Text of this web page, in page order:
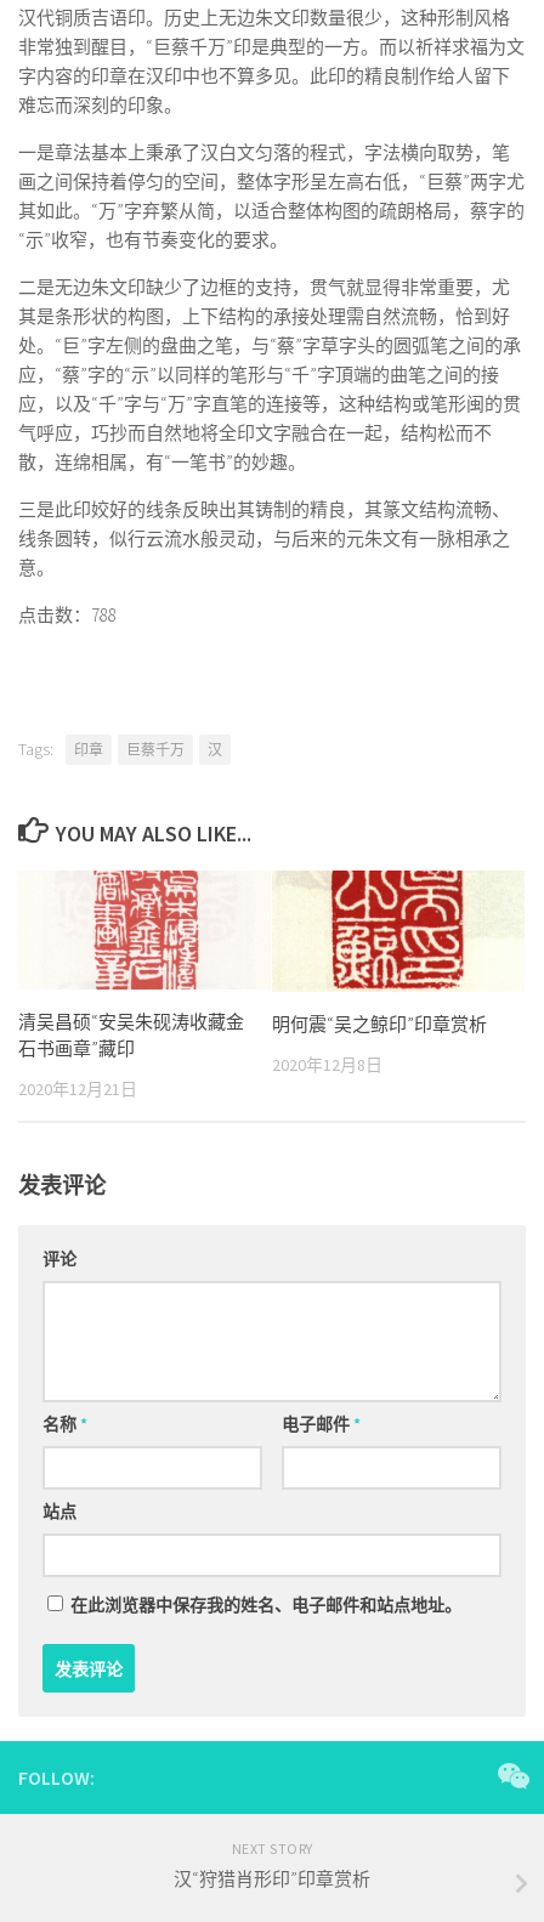
汉代铜质吉语印。历史上无边朱文印数量很少，这种形制风格
非常独到醒目，“巨蔡千万”印是典型的一方。而以祈祥求福为文
字内容的印章在汉印中也不算多见。此印的精良制作给人留下
难忘而深刻的印象。
一是章法基本上秉承了汉白文匀落的程式，字法横向取势，笔
画之间保持着停匀的空间，整体字形呈左高右低，“巨蔡”两字尤
其如此。“万”字弃繁从简，以适合整体构图的疏朗格局，蔡字的
“示”收窄，也有节奏变化的要求。
二是无边朱文印缺少了边框的支持，贯气就显得非常重要，尤
其是条形状的构图，上下结构的承接处理需自然流畅，恰到好
处。“巨”字左侧的盘曲之笔，与“蔡”字草字头的圆弧笔之间的承
应，“蔡”字的“示”以同样的笔形与“千”字頂端的曲笔之间的接
应，以及“千”字与“万”字直笔的连接等，这种结构或笔形闽的贯
气呼应，巧抄而自然地将全印文字融合在一起，结构松而不
散，连绵相属，有“一笔书”的妙趣。
三是此印姣好的线条反映出其铸制的精良，其篆文结构流畅、
线条圆转，似行云流水般灵动，与后来的元朱文有一脉相承之
意。
点击数：788
Tags: 印章 巨蔡千万 汉
YOU MAY ALSO LIKE...
清吴昌硕“安吴朱砚涛收藏金
石书画章”藏印
2020年12月21日
明何震“吴之鲸印”印章赏析
2020年12月8日
发表评论
评论
名称* 电子邮件*
站点
在此浏览器中保存我的姓名、电子邮件和站点地址。
FOLLOW:
NEXT STORY
汉“狩猎肖形印”印章赏析